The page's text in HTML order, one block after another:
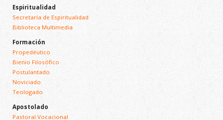
Espiritualidad
Secretaría de Espiritualidad
Biblioteca Multimedia
Formación
Propedéutico
Bienio Filosófico
Postulantado
Noviciado
Teologado
Apostolado
Pastoral Vocacional